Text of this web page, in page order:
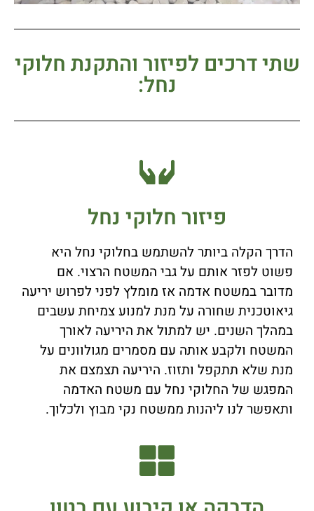
שתי דרכים לפיזור והתקנת חלוקי
נחל:
פיזור חלוקי נחל
הדרך הקלה ביותר להשתמש בחלוקי נחל היא
פשוט לפזר אותם על גבי המשטח הרצוי. אם
מדובר במשטח אדמה אז מומלץ לפני לפרוש יריעה
גיאוטכנית שחורה על מנת למנוע צמיחת עשבים
במהלך השנים. יש למתול את היריעה לאורך
המשטח ולקבע אותה עם מסמרים מגולוונים על
מנת שלא תתקפל ותזוז. היריעה תצמצם את
המפגש של החלוקי נחל עם משטח האדמה
ותאפשר לנו ליהנות ממשטח נקי מבוץ ולכלוך.